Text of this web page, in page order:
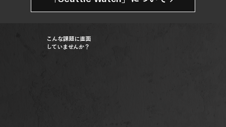
こんな課題に直面
していませんか？